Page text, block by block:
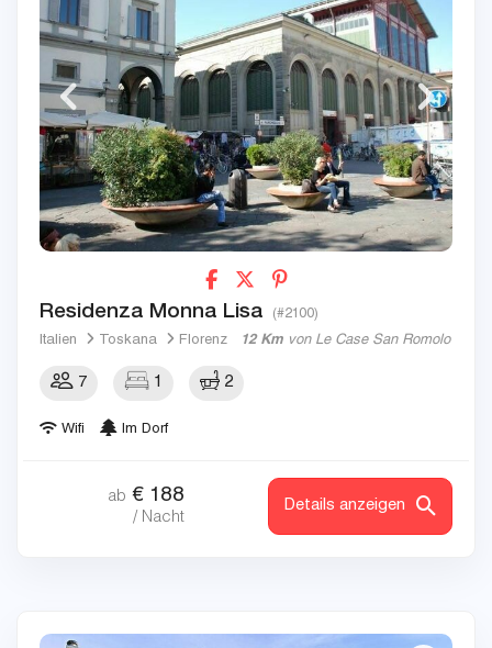
Residenza Monna Lisa (#2100)
Italien Toskana Florenz 12 Km von Le Case San Romolo
7 1 2
Wifi Im Dorf
ab € 188
/ Nacht
Details anzeigen